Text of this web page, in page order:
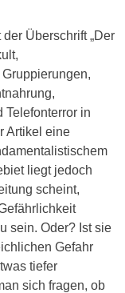
Überschrift „Der
Telefonterror in
Artikel eine
liegt jedoch
scheint,
sein. Oder? Ist sie
Gefahr
tiefer
sich fragen, ob